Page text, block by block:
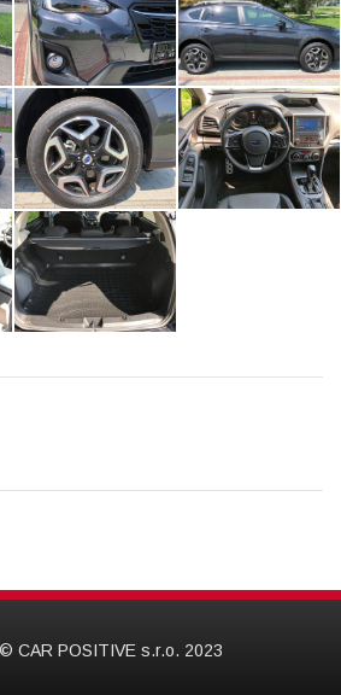
CAR POSITIVE s.r.o. 2023